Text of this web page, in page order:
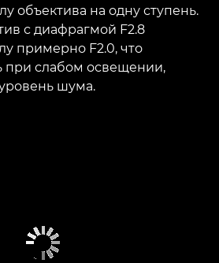
объектива на одну ступень.
с диафрагмой F2.8
примерно F2.0, что
при слабом освещении,
шума.